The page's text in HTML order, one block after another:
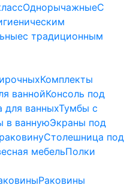
ОднорычажныеС
с традиционным
Комплекты
ваннойКонсоль под
для ванныхТумбы с
в ваннуюЭкраны под
Столешница под
мебельПолки
Раковины